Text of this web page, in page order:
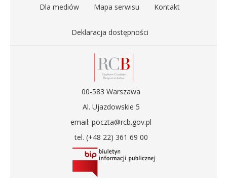
Dla mediów Mapa serwisu Kontakt
Deklaracja dostępności
00-583 Warszawa
Al. Ujazdowskie 5
email: poczta@rcb.gov.pl
tel. (+48 22) 361 69 00